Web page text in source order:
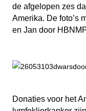
de afgelopen zes
Amerika. De foto’s
en Jan door
Donaties voor het